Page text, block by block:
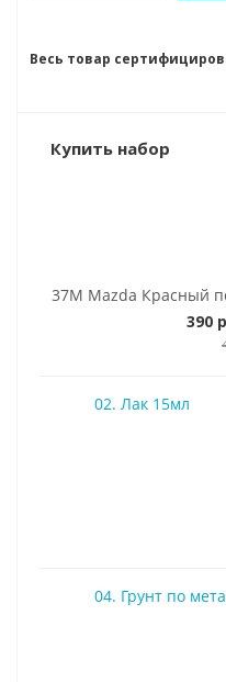
Весь товар
Купить набор
37M Mazda Красный
390
02. Лак 15мл
04. Грунт по